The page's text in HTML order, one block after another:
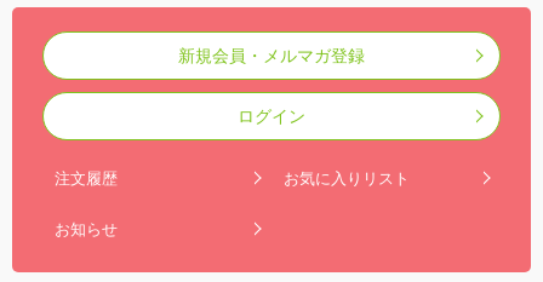
新規会員・メルマガ登録
ログイン
注文履歴 お気に入りリスト
お知らせ